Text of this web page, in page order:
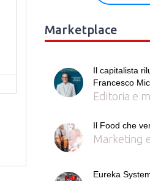
Marketplace
Il capitalista
Francesco
Editoria e
Il Food che
Marketing
Eureka